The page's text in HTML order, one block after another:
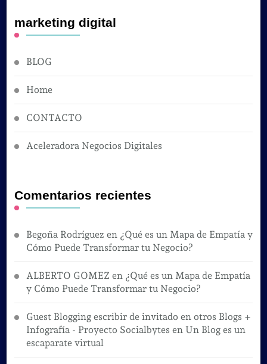
marketing digital
BLOG
Home
CONTACTO
Aceleradora Negocios Digitales
Comentarios recientes
Begoña Rodríguez en ¿Qué es un Mapa de Empatía y
Cómo Puede Transformar tu Negocio?
ALBERTO GOMEZ en ¿Qué es un Mapa de Empatía
y Cómo Puede Transformar tu Negocio?
Guest Blogging escribir de invitado en otros Blogs +
Infografía - Proyecto Socialbytes en Un Blog es un
escaparate virtual